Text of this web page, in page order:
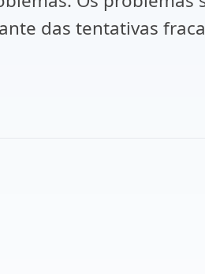
das tentativas